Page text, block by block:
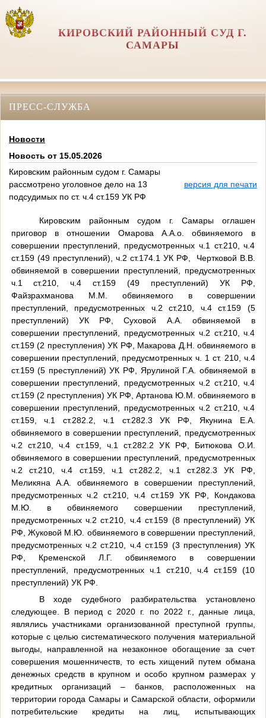
КИРОВСКИЙ РАЙОННЫЙ СУД Г.
САМАРЫ
ПРЕСС-СЛУЖБА
Новости
Новость от 15.05.2026
Кировским районным судом г. Самары
рассмотрено уголовное дело на 13
подсудимых по ст. ч.4 ст.159 УК РФ
версия для печати
Кировским районным судом г. Самары оглашен
приговор в отношении Омарова А.А.о. обвиняемого в
совершении преступлений, предусмотренных ч.1 ст.210, ч.4
ст.159 (49 преступлений), ч.2 ст.174.1 УК РФ, Чертковой В.В.
обвиняемой в совершении преступлений, предусмотренных
ч.1 ст.210, ч.4 ст.159 (49 преступлений) УК РФ,
Файзрахманова М.М. обвиняемого в совершении
преступлений, предусмотренных ч.2 ст.210, ч.4 ст.159 (5
преступлений) УК РФ, Суховой А.А. обвиняемой в
совершении преступлений, предусмотренных ч.2 ст.210, ч.4
ст.159 (2 преступления) УК РФ, Макарова Д.Н. обвиняемого в
совершении преступлений, предусмотренных ч. 1 ст. 210, ч.4
ст.159 (5 преступлений) УК РФ, Ярулиной Г.А. обвиняемой в
совершении преступлений, предусмотренных ч.2 ст.210, ч.4
ст.159 (2 преступления) УК РФ, Артанова Ю.М. обвиняемого в
совершении преступлений, предусмотренных ч.2 ст.210, ч.4
ст.159, ч.1 ст.282.2, ч.1 ст.282.3 УК РФ, Якунина Е.А.
обвиняемого в совершении преступлений, предусмотренных
ч.2 ст.210, ч.4 ст.159, ч.1 ст.282.2 УК РФ, Битюкова О.И.
обвиняемого в совершении преступлений, предусмотренных
ч.2 ст.210, ч.4 ст.159, ч.1 ст.282.2, ч.1 ст.282.3 УК РФ,
Меликяна А.А. обвиняемого в совершении преступлений,
предусмотренных ч.2 ст.210, ч.4 ст.159 УК РФ, Кондакова
М.Ю. в обвиняемого совершении преступлений,
предусмотренных ч.2 ст.210, ч.4 ст.159 (8 преступлений) УК
РФ, Жуковой М.Ю. обвиняемого в совершении преступлений,
предусмотренных ч.2 ст.210, ч.4 ст.159 (3 преступления) УК
РФ, Кременской Л.Г. обвиняемого в совершении
преступлений, предусмотренных ч.1 ст.210, ч.4 ст.159 (10
преступлений) УК РФ.
В ходе судебного разбирательства установлено
следующее. В период с 2020 г. по 2022 г., данные лица,
являлись участниками организованной преступной группы,
которые с целью систематического получения материальной
выгоды, направленной на незаконное обогащение за счет
совершения мошенничеств, то есть хищений путем обмана
денежных средств в крупном и особо крупном размерах у
кредитных организаций – банков, расположенных на
территории города Самары и Самарской области, оформили
потребительские кредиты на лиц, испытывающих